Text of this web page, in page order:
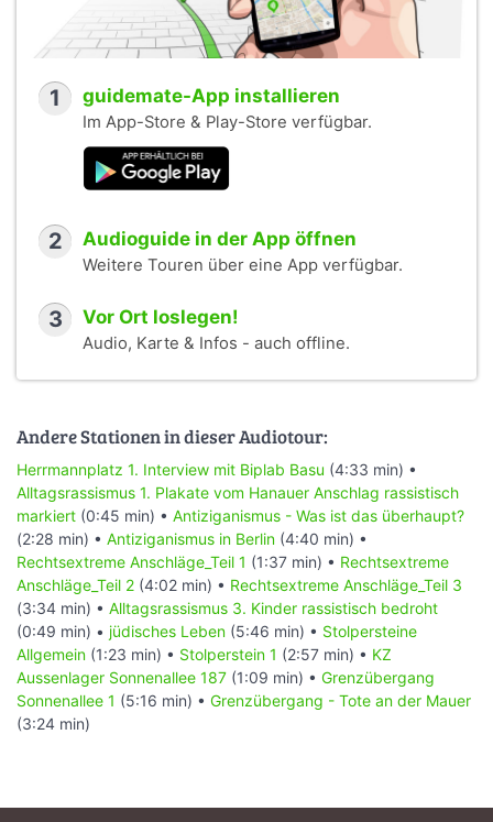
1 guidemate-App installieren
Im App-Store & Play-Store verfügbar.
2 Audioguide in der App öffnen
Weitere Touren über eine App verfügbar.
3 Vor Ort loslegen!
Audio, Karte & Infos - auch offline.
Andere Stationen in dieser Audiotour:
Herrmannplatz 1. Interview mit Biplab Basu (4:33 min) •
Alltagsrassismus 1. Plakate vom Hanauer Anschlag rassistisch
markiert (0:45 min) • Antiziganismus - Was ist das überhaupt?
(2:28 min) • Antiziganismus in Berlin (4:40 min) •
Rechtsextreme Anschläge_Teil 1 (1:37 min) • Rechtsextreme
Anschläge_Teil 2 (4:02 min) • Rechtsextreme Anschläge_Teil 3
(3:34 min) • Alltagsrassismus 3. Kinder rassistisch bedroht
(0:49 min) • jüdisches Leben (5:46 min) • Stolpersteine
Allgemein (1:23 min) • Stolperstein 1 (2:57 min) • KZ
Aussenlager Sonnenallee 187 (1:09 min) • Grenzübergang
Sonnenallee 1 (5:16 min) • Grenzübergang - Tote an der Mauer
(3:24 min)